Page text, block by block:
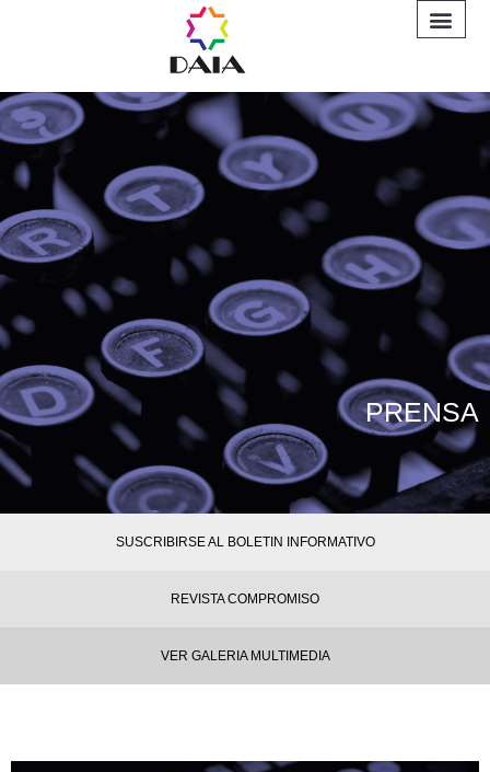
PRENSA
SUSCRIBIRSE AL BOLETIN INFORMATIVO
REVISTA COMPROMISO
VER GALERIA MULTIMEDIA